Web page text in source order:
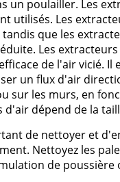
un poulailler. Les
utilisés. Les
que les
Les
de l'air vicié.
un flux d'air
sur les murs, en
d'air dépend de la
de nettoyer et
Nettoyez les
de